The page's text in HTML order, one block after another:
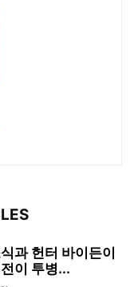
과 헌터 바이든이
이 투병...